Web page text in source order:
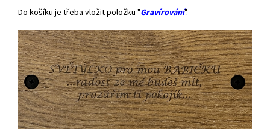
Do košíku je třeba vložit položku "Gravírování".